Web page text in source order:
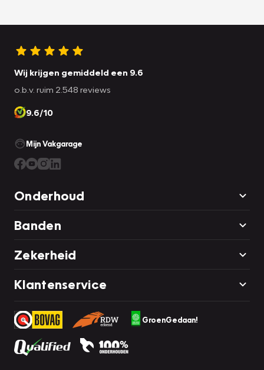
Wij krijgen gemiddeld een 9.6
o.b.v. ruim 2.548 reviews
9.6/10
Mijn Vakgarage
Onderhoud
Banden
Zekerheid
Klantenservice
GroenGedaan!